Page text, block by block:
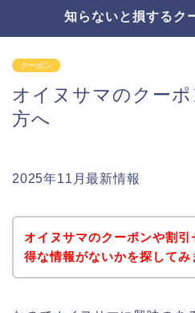
知らないと損するク
クーポン
オイヌサマのクー
方へ
2025年11月最新情報
オイヌサマのクーポンや割引
得な情報がないかを探してみ